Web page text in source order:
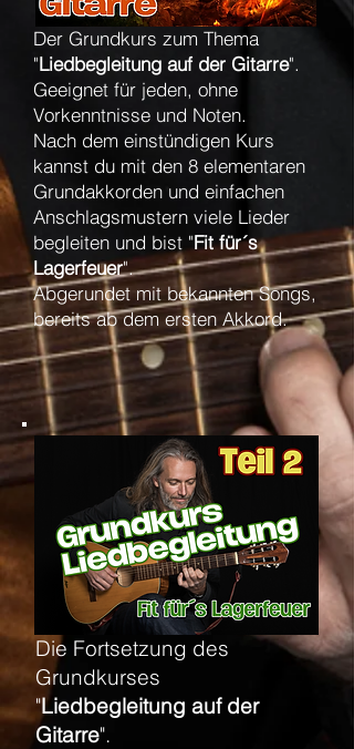
Der Grundkurs zum Thema
"Liedbegleitung auf der Gitarre".
Geeignet für jeden, ohne
Vorkenntnisse und Noten.
Nach dem einstündigen Kurs
kannst du mit den 8 elementaren
Grundakkorden und einfachen
Anschlagsmustern viele Lieder
begleiten und bist "Fit für´s
Lagerfeuer".
Abgerundet mit bekannten Songs,
bereits ab dem ersten Akkord.
Die Fortsetzung des
Grundkurses
"Liedbegleitung auf der
Gitarre".